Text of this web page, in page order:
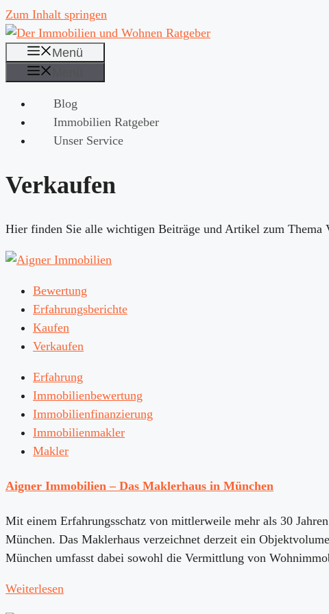
Zum Inhalt springen
Menü
Blog
Immobilien Ratgeber
Unser Service
Verkaufen
Hier finden Sie alle wichtigen Beiträge und Artikel zum
Bewertung
Erfahrungsberichte
Kaufen
Verkaufen
Erfahrung
Immobilienbewertung
Immobilienfinanzierung
Immobilienmakler
Makler
Aigner Immobilien – Das Maklerhaus in München
Mit einem Erfahrungsschatz von mittlerweile mehr als 30
München. Das Maklerhaus verzeichnet derzeit ein
München umfasst dabei sowohl die Vermittlung von
Weiterlesen